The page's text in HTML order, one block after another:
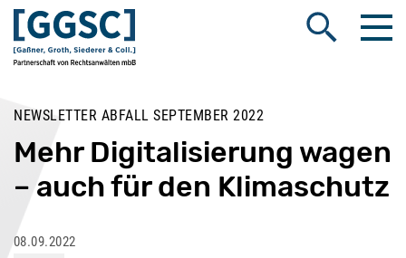
Suche öffnen
NEWSLETTER ABFALL SEPTEMBER 2022
Mehr Digitalisierung wagen
– auch für den Klimaschutz
08.09.2022